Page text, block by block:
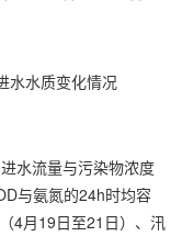
水水质变化情况
水流量与污染物浓度
与氨氮的24h时均容
4月19日至21日）、汛